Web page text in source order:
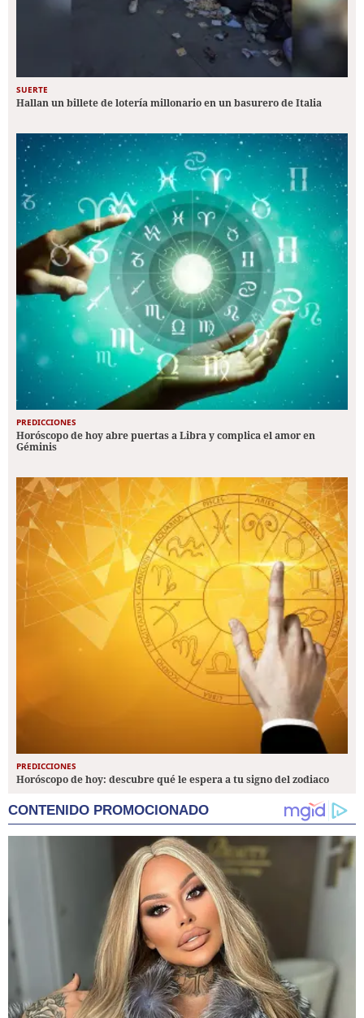
SUERTE
Hallan un billete de lotería millonario en un basurero de Italia
PREDICCIONES
Horóscopo de hoy abre puertas a Libra y complica el amor en
Géminis
PREDICCIONES
Horóscopo de hoy: descubre qué le espera a tu signo del zodiaco
CONTENIDO PROMOCIONADO